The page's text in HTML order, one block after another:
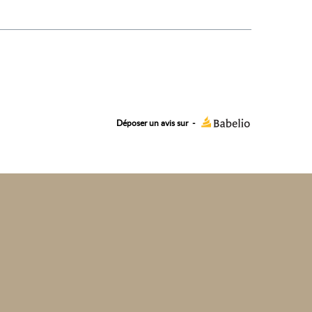
Déposer un avis sur -